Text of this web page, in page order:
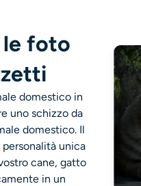
le foto
domestico in
uno schizzo da
domestico. Il
unica
cane, gatto
in un